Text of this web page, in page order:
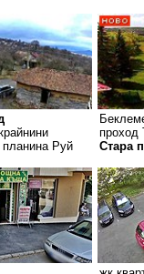
Руй
проход
Стара